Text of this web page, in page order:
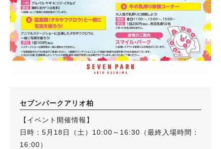
セブンパークアリオ柏
【イベント開催情報】
日時：5月18日（土）10:00～16:30（最終入場時間：
16:00）